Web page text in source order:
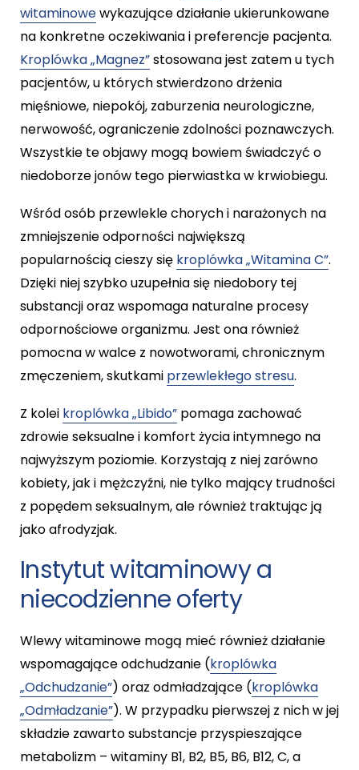
witaminowewykazujące działanie ukierunkowane
na konkretne oczekiwania i preferencje pacjenta.
Kroplówka „Magnez”stosowana jest zatem u tych
pacjentów, u których stwierdzono drżenia
mięśniowe, niepokój, zaburzenia neurologiczne,
nerwowość, ograniczenie zdolności poznawczych.
Wszystkie te objawy mogą bowiem świadczyć o
niedoborze jonów tego pierwiastka w krwiobiegu.
Wśród osób przewlekle chorych i narażonych na
zmniejszenie odporności największą
popularnością cieszy się kroplówka „Witamina C”.
Dzięki niej szybko uzupełnia się niedobory tej
substancji oraz wspomaga naturalne procesy
odpornościowe organizmu. Jest ona również
pomocna w walce z nowotworami, chronicznym
zmęczeniem, skutkami przewlekłego stresu.
Z kolei kroplówka „Libido” pomaga zachować
zdrowie seksualne i komfort życia intymnego na
najwyższym poziomie. Korzystają z niej zarówno
kobiety, jak i mężczyźni, nie tylko mający trudności
z popędem seksualnym, ale również traktując ją
jako afrodyzjak.
Instytut witaminowy a
niecodzienne oferty
Wlewy witaminowe mogą mieć również działanie
wspomagające odchudzanie (kroplówka
„Odchudzanie”) oraz odmładzające (kroplówka
„Odmładzanie”). W przypadku pierwszej z nich w jej
składzie zawarto substancje przyspieszające
metabolizm – witaminy B1, B2, B5, B6, B12, C, a